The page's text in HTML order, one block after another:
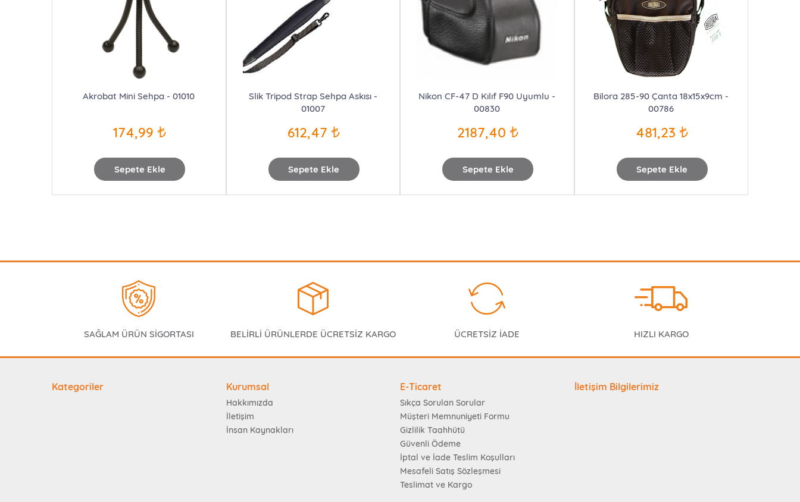
Sepete Ekle
Akrobat Mini Sehpa - 01010
174,99
Sepete Ekle
Slik Tripod Strap Sehpa Askısı -
01007
612,47
Sepete Ekle
Nikon CF-47 D Kılıf F90 Uyumlu -
00830
2187,40
Sepete Ekle
Bilora 285-90 Çanta 18x15x9cm -
00786
481,23
SAĞLAM ÜRÜN SİGORTASI BELİRLİ ÜRÜNLERDE ÜCRETSİZ KARGO ÜCRETSİZ İADE HIZLI KARGO
Kategoriler Kurumsal
Hakkımızda
İletişim
İnsan Kaynakları
E-Ticaret
Sıkça Sorulan Sorular
Müşteri Memnuniyeti Formu
Gizlilik Taahhütü
Güvenli Ödeme
İptal ve İade Teslim Koşulları
Mesafeli Satış Sözleşmesi
Teslimat ve Kargo
İletişim Bilgilerimiz